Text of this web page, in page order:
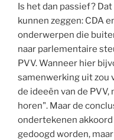
Is het dan passief?
kunnen zeggen: CDA
onderwerpen die
naar parlementaire
PVV. Wanneer hier
samenwerking uit zou
de ideeën van de PVV,
horen". Maar de
ondertekenen
gedoogd worden,